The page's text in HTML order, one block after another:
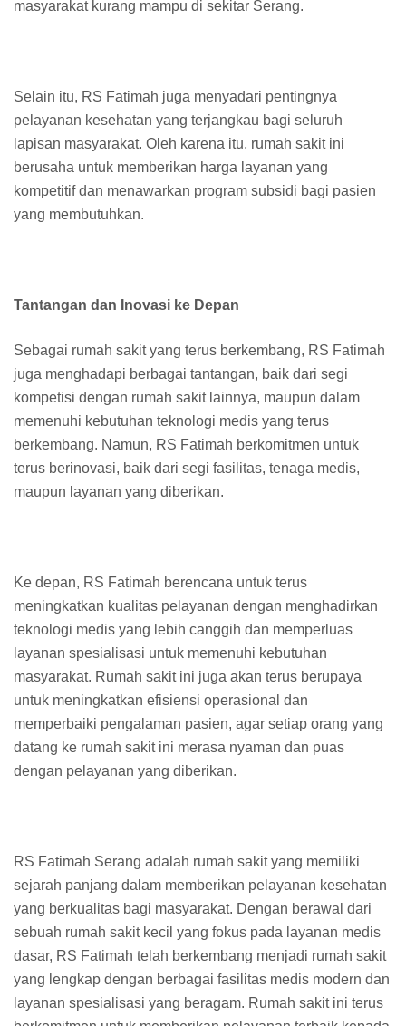
masyarakat kurang mampu di sekitar Serang.
Selain itu, RS Fatimah juga menyadari pentingnya
pelayanan kesehatan yang terjangkau bagi seluruh
lapisan masyarakat. Oleh karena itu, rumah sakit ini
berusaha untuk memberikan harga layanan yang
kompetitif dan menawarkan program subsidi bagi pasien
yang membutuhkan.
Tantangan dan Inovasi ke Depan
Sebagai rumah sakit yang terus berkembang, RS Fatimah
juga menghadapi berbagai tantangan, baik dari segi
kompetisi dengan rumah sakit lainnya, maupun dalam
memenuhi kebutuhan teknologi medis yang terus
berkembang. Namun, RS Fatimah berkomitmen untuk
terus berinovasi, baik dari segi fasilitas, tenaga medis,
maupun layanan yang diberikan.
Ke depan, RS Fatimah berencana untuk terus
meningkatkan kualitas pelayanan dengan menghadirkan
teknologi medis yang lebih canggih dan memperluas
layanan spesialisasi untuk memenuhi kebutuhan
masyarakat. Rumah sakit ini juga akan terus berupaya
untuk meningkatkan efisiensi operasional dan
memperbaiki pengalaman pasien, agar setiap orang yang
datang ke rumah sakit ini merasa nyaman dan puas
dengan pelayanan yang diberikan.
RS Fatimah Serang adalah rumah sakit yang memiliki
sejarah panjang dalam memberikan pelayanan kesehatan
yang berkualitas bagi masyarakat. Dengan berawal dari
sebuah rumah sakit kecil yang fokus pada layanan medis
dasar, RS Fatimah telah berkembang menjadi rumah sakit
yang lengkap dengan berbagai fasilitas medis modern dan
layanan spesialisasi yang beragam. Rumah sakit ini terus